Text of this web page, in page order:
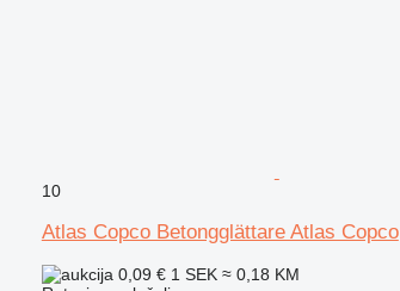
10
Atlas Copco Betongglättare Atlas Copco
0,09 € 1 SEK ≈ 0,18 KM